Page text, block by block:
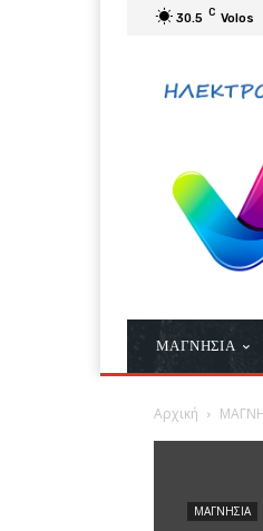
30.5 C Volos
ΜΑΓΝΗΣΙΑ
Αρχική
ΜΑΓΝΗΣΙΑ